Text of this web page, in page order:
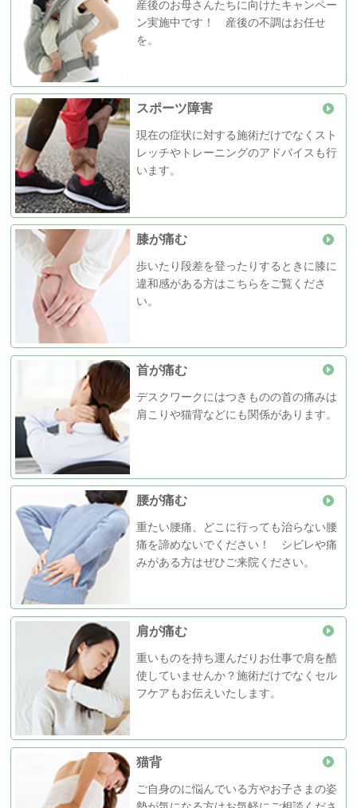
産後のお母さんたちに向けたキャンペー
ン実施中です！ 産後の不調はお任せ
を。
スポーツ障害
現在の症状に対する施術だけでなくスト
レッチやトレーニングのアドバイスも行
います。
膝が痛む
歩いたり段差を登ったりするときに膝に
違和感がある方はこちらをご覧くださ
い。
首が痛む
デスクワークにはつきものの首の痛みは
肩こりや猫背などにも関係があります。
腰が痛む
重たい腰痛、どこに行っても治らない腰
痛を諦めないでください！ シビレや痛
みがある方はぜひご来院ください。
肩が痛む
重いものを持ち運んだりお仕事で肩を酷
使していませんか？施術だけでなくセル
フケアもお伝えいたします。
猫背
ご自身のに悩んでいる方やお子さまの姿